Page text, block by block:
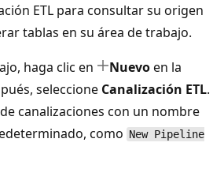
ETL para consultar su origen
tablas en su área de trabajo.
haga clic en
Nuevoen la
seleccione Canalización ETL.
canalizaciones con un nombre
como New Pipeline